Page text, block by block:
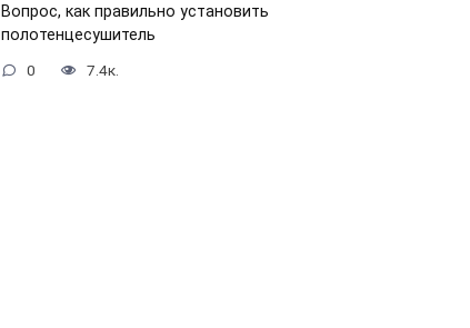
Вопрос, как правильно установить
полотенцесушитель
0 7.4к.